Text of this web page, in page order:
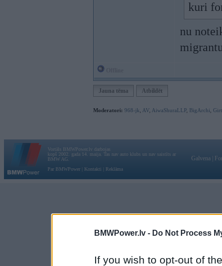
BMWPower.lv - Do Not Process
If you wish to opt-out of
kuri
nu
Jauna tēma Atbildēt
Moderatori: 968-jk AV AiwaShuraLLP, BigArchi
Vortāls BMWPower.lv darbojas
kopš 2002. gada 14. maija. Tas nav auto klubs un nav saistīts ar
BMW AG.
Par BMWPower
Kontakti Reklāma
Galvena